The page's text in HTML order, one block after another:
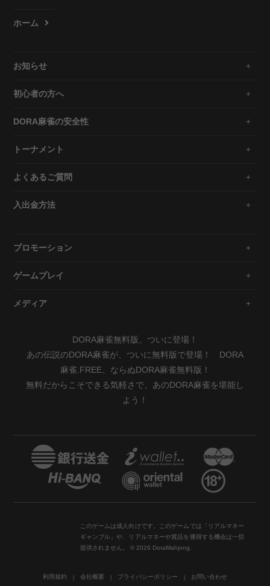
ホーム
お知らせ
初心者の方へ
DORA麻雀の安全性
トーナメント
よくあるご質問
入出金方法
プロモーション
ゲームプレイ
メディア
DORA麻雀無料版、ついに登場！
あの伝説のDORA麻雀が、ついに無料版で登場！ DORA
麻雀.FREE、ならぬDORA麻雀無料版！
無料だからこそできる気軽さで、あのDORA麻雀を堪能し
よう！
このゲームは成人向けです。このゲームでは「リアルマネー
ギャンブル」や、リアルマネーや賞品を獲得する機会は一切
提供されません。 © 2026 DoraMahjong.
利用規約 会社概要 プライバシーポリシー お問い合わせ